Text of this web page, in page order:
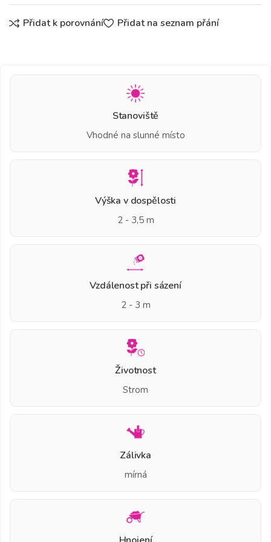
Přidat k porovnání Přidat na seznam přání
Stanoviště
Vhodné na slunné místo
Výška v dospělosti
2 - 3,5 m
Vzdálenost při sázení
2 - 3 m
Životnost
Strom
Zálivka
mírná